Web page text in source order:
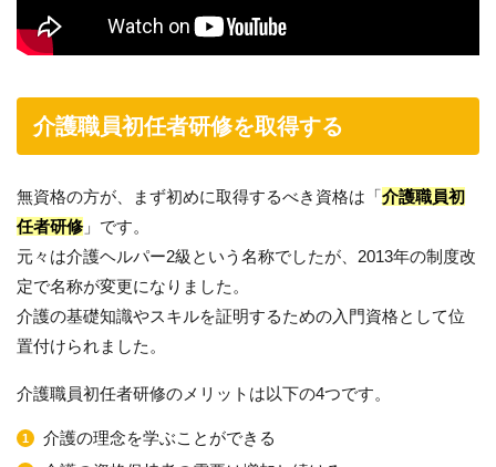
介護職員初任者研修を取得する
無資格の方が、まず初めに取得するべき資格は「介護職員初
任者研修」です。
元々は介護ヘルパー2級という名称でしたが、2013年の制度改
定で名称が変更になりました。
介護の基礎知識やスキルを証明するための入門資格として位
置付けられました。
介護職員初任者研修のメリットは以下の4つです。
介護の理念を学ぶことができる